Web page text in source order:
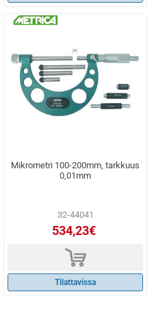
Mikrometri 100-200mm, tarkkuus
0,01mm
32-44041
534,23€
d
Tilattavissa